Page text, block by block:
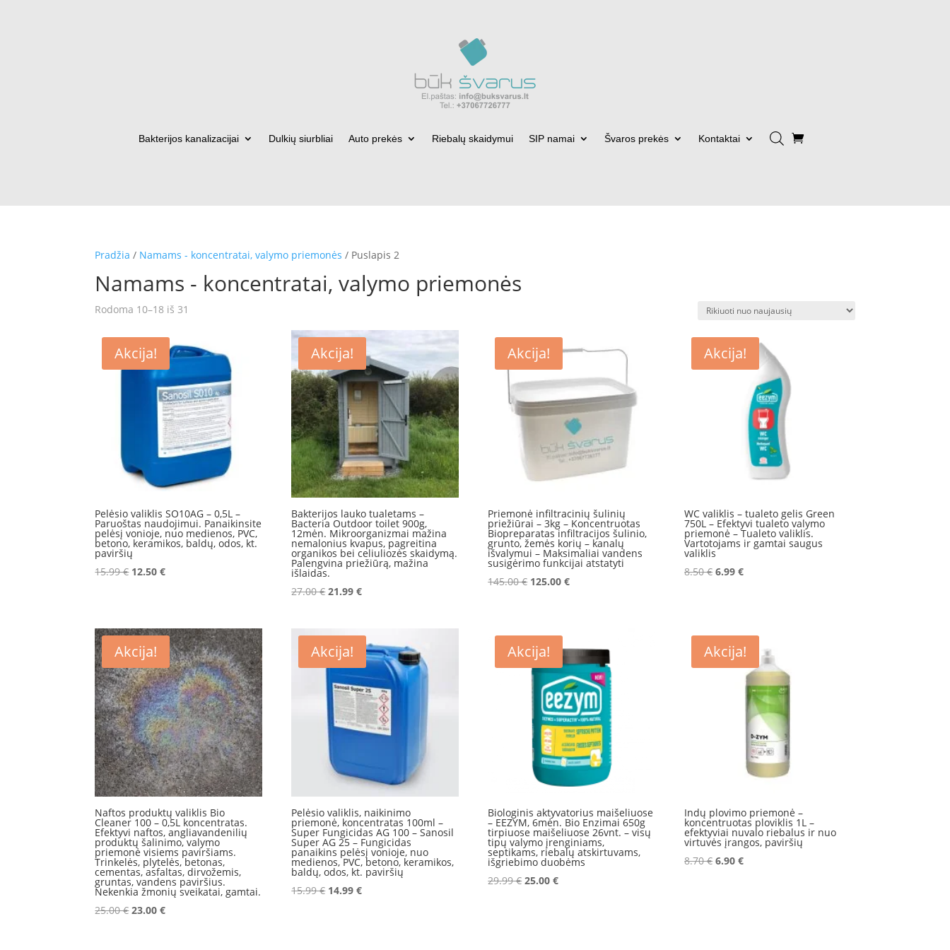
Bakterijos kanalizacijai Dulkių siurbliai Auto prekės Riebalų skaidymui SIP namai Švaros prekės Kontaktai
Pradžia / Namams - koncentratai, valymo priemonės / Puslapis 2
Namams - koncentratai, valymo priemonės
Rodoma 10–18 iš 31
Akcija!
Pelėsio valiklis SO10AG – 0,5L –
Paruoštas naudojimui. Panaikinsite
pelėsį vonioje, nuo medienos, PVC,
betono, keramikos, baldų, odos, kt.
paviršių
15.99€ Original
12.50€Current
Akcija!
Bakterijos lauko tualetams –
Bacteria Outdoor toilet 900g,
12mėn. Mikroorganizmai mažina
nemalonius kvapus, pagreitina
organikos bei celiuliozės skaidymą.
Palengvina priežiūrą, mažina
išlaidas.
27.00€Original
27.00 €.
21.99€Current
21.99 €.
Akcija!
Priemonė infiltracinių šulinių
priežiūrai – 3kg – Koncentruotas
Biopreparatas infiltracijos šulinio,
grunto, žemės korių – kanalų
išvalymui – Maksimaliai vandens
susigėrimo funkcijai atstatyti
145.00€ Original
125.00€Current
Akcija!
WC valiklis – tualeto gelis Green
750L – Efektyvi tualeto valymo
priemonė – Tualeto valiklis.
Vartotojams ir gamtai saugus
valiklis
8.50€ Original
6.99€Current
Akcija!
Naftos produktų valiklis Bio
Cleaner 100 – 0,5L koncentratas.
Efektyvi naftos, angliavandenilių
produktų šalinimo, valymo
priemonė visiems paviršiams.
Trinkelės, plytelės, betonas,
cementas, asfaltas, dirvožemis,
gruntas, vandens paviršius.
Nekenkia žmonių sveikatai, gamtai.
25.00€Original
23.00€Current
Akcija!
Pelėsio valiklis, naikinimo
priemonė, koncentratas 100ml –
Super Fungicidas AG 100 – Sanosil
Super AG 25 – Fungicidas
panaikins pelėsį vonioje, nuo
medienos, PVC, betono, keramikos,
baldų, odos, kt. paviršių
15.99€ Original
14.99€Current
Akcija!
Biologinis aktyvatorius maišeliuose
– EEZYM, 6mėn. Bio Enzimai 650g
tirpiuose maišeliuose 26vnt. – visų
tipų valymo įrenginiams,
septikams, riebalų atskirtuvams,
išgriebimo duobėms
29.99€Original
25.00€Current
Akcija!
Indų plovimo priemonė –
koncentruotas ploviklis 1L –
efektyviai nuvalo riebalus ir nuo
virtuvės įrangos, paviršių
8.70€ Original
6.90€Current